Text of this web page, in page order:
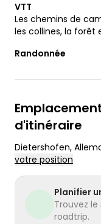
VTT
Les chemins de
les collines, la forêt
Randonnée
d'itinéraire
Dietershofen,
votre position
Planifier
Trouvez
roadtrip.